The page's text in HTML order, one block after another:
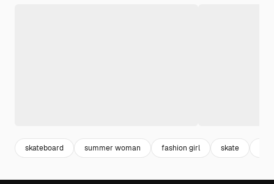
skateboard summer woman fashion girl skate